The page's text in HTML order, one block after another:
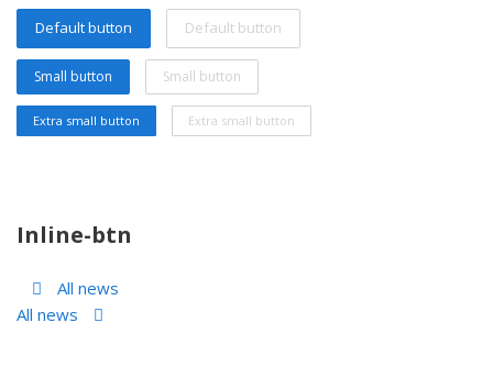
Default button Default button
Small button Small button
Extra small button Extra small button
Inline-btn
All news
All news